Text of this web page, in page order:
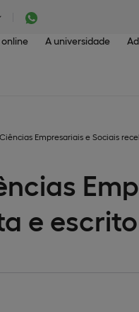
online A universidade
Empresariais e Sociais
e